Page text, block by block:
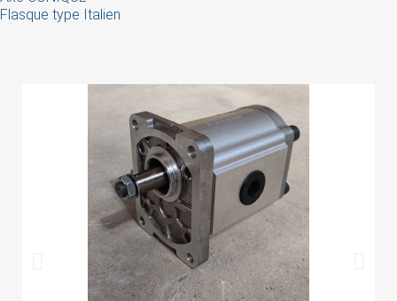
Flasque type Italien